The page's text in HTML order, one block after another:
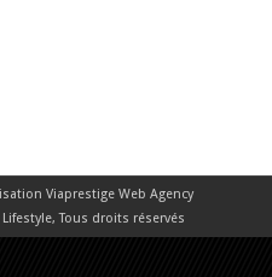
Viaprestige Web Agency
Tous droits réservés